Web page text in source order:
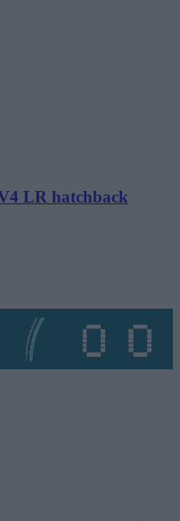
LR hatchback